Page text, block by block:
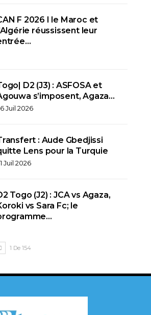
F 2026 I le Maroc et
réussissent leur
D2 (J3) : ASFOSA et
s’imposent, Agaza…
Juil 2026
: Aude Gbedjissi
Lens pour la Turquie
Juil 2026
Togo (J2) : JCA vs Agaza,
vs Sara Fc; le
1 De 154